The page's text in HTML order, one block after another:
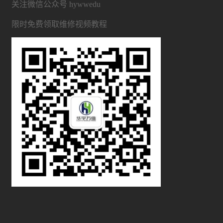
关注微信公众号 hywwedu
限时免费领取维修视频教程